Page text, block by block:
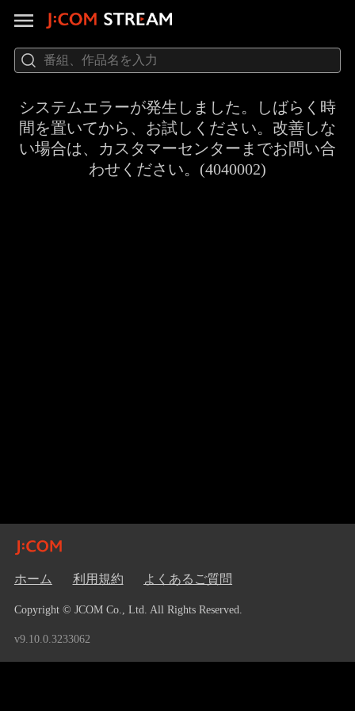
システムエラーが発生しました。しばらく時
間を置いてから、お試しください。改善しな
い場合は、カスタマーセンターまでお問い合
わせください。(4040002)
ホーム 利用規約 よくあるご質問
Copyright © JCOM Co., Ltd. All Rights Reserved.
v9.10.0.3233062